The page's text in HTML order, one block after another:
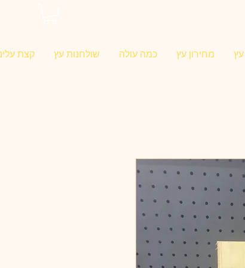
מחירון עץ כמה עולה שולחנות עץ קצת